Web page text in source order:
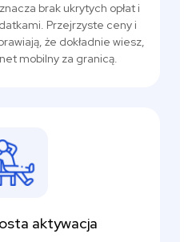
brak ukrytych opłat i
Przejrzyste ceny i
że dokładnie wiesz,
mobilny za granicą.
aktywacja